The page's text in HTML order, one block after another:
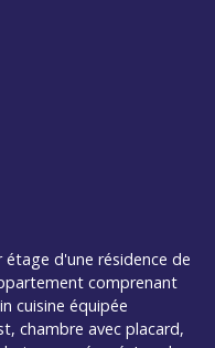
étage d'une résidence de
comprenant
cuisine équipée
chambre avec placard,